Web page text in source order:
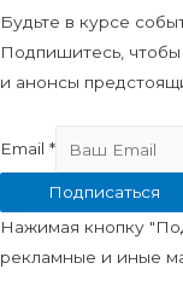
Будьте в курсе
Подпишитесь,
и анонсы
Email *
Подписаться
Нажимая кнопку
рекламные и иные